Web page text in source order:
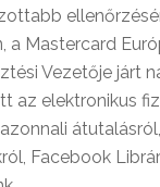
a Mastercard
Vezetője járt
az elektronikus
átutalásról,
Facebook